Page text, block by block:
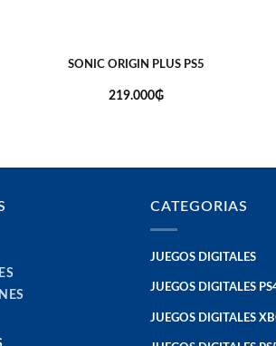
SONIC ORIGIN PLUS PS5
219.000₲
CATEGORIAS
JUEGOS DIGITALES
JUEGOS DIGITALES
JUEGOS DIGITALES